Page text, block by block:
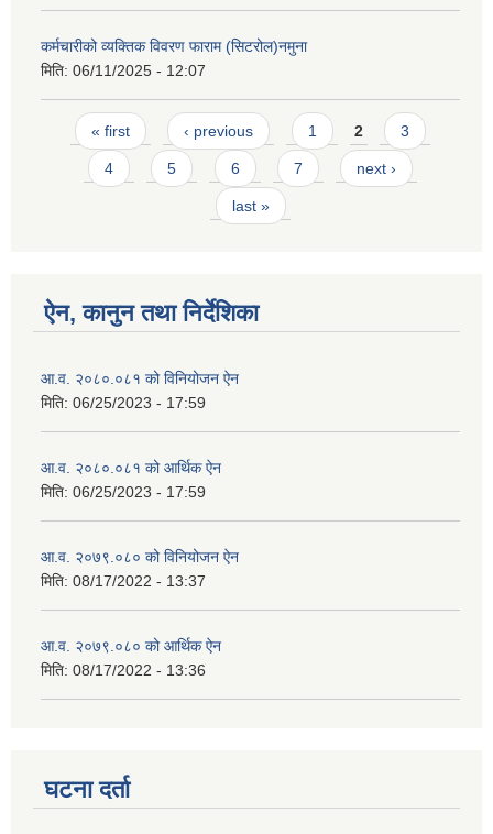
कर्मचारीको व्यक्तिक विवरण फाराम (सिटरोल)नमुना
मिति: 06/11/2025 - 12:07
Pages
« first ‹ previous 1 2 3
4 5 6 7 next ›
last »
ऐन, कानुन तथा निर्देशिका
आ.व. २०८०.०८१ को विनियोजन ऐन
मिति: 06/25/2023 - 17:59
आ.व. २०८०.०८१ को आर्थिक ऐन
मिति: 06/25/2023 - 17:59
आ.व. २०७९.०८० को विनियोजन ऐन
मिति: 08/17/2022 - 13:37
आ.व. २०७९.०८० को आर्थिक ऐन
मिति: 08/17/2022 - 13:36
घटना दर्ता